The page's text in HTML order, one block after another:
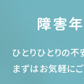
障害
ひとりひとりの
まずはお気軽に